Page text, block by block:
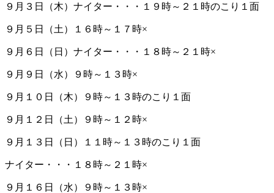
９月３日（木）ナイター・・・１９時～２１時のこり１面
９月５日（土）１６時～１７時×
９月６日（日）ナイター・・・１８時～２１時×
９月９日（水）９時～１３時×
９月１０日（木）９時～１３時のこり１面
９月１２日（土）９時～１２時×
９月１３日（日）１１時～１３時のこり１面
ナイター・・・１８時～２１時×
９月１６日（水）９時～１３時×